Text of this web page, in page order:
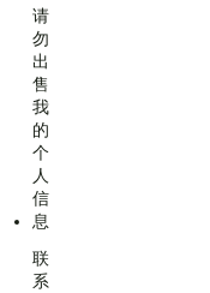
请
勿
出
售
我
的
个
人
信
息
联
系